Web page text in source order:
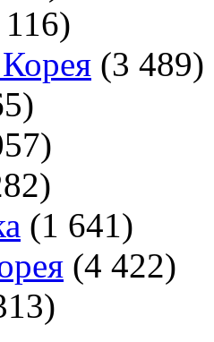
(3 489)
(1 641)
(4 422)